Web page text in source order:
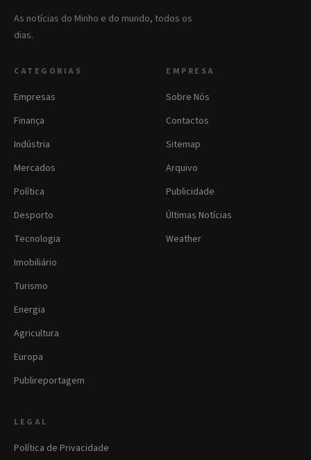
As notícias do Minho e do mundo, todos os
dias.
CATEGORIAS
Empresas
Finança
Indústria
Mercados
Política
Desporto
Tecnologia
Imobiliário
Turismo
Energia
Agricultura
Europa
Publireportagem
EMPRESA
Sobre Nós
Contactos
Sitemap
Arquivo
Publicidade
Últimas Notícias
Weather
LEGAL
Política de Privacidade